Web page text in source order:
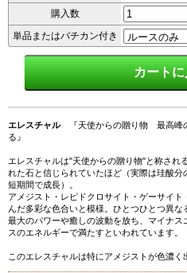
購入数
単品またはバチカン付き
エレスチャル『天使からの贈り物 最高峰
る』
エレスチャルは"天使からの贈り物"と称され
れた石と信じられていたほど（実際は珪酸
短期間で成長）。
アメジスト・レピドクロサイト・ゲーサイ
んだ多彩な色合いと模様。ひとつひとつ異な
最大のパワーや癒しの波動を放ち、マイナ
スのエネルギーで満たすといわれています。
このエレスチャルは特にアメジストが色濃く